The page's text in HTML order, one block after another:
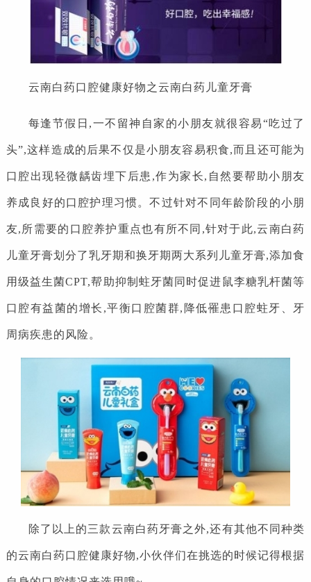
云南白药口腔健康好物之云南白药儿童牙膏
每逢节假日,一不留神自家的小朋友就很容易“吃过了
头”,这样造成的后果不仅是小朋友容易积食,而且还可能为
口腔出现轻微龋齿埋下后患,作为家长,自然要帮助小朋友
养成良好的口腔护理习惯。不过针对不同年龄阶段的小朋
友,所需要的口腔养护重点也有所不同,针对于此,云南白药
儿童牙膏划分了乳牙期和换牙期两大系列儿童牙膏,添加食
用级益生菌CPT,帮助抑制蛀牙菌同时促进鼠李糖乳杆菌等
口腔有益菌的增长,平衡口腔菌群,降低罹患口腔蛀牙、牙
周病疾患的风险。
除了以上的三款云南白药牙膏之外,还有其他不同种类
的云南白药口腔健康好物,小伙伴们在挑选的时候记得根据